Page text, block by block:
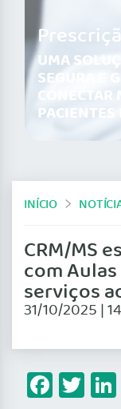
UMA
SEGURA E
CONECTAR
INÍCIO
CRM/MS
com
serviços
31/10/2025 |